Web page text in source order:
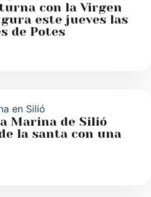
con la Virgen
este jueves las
de Potes
Marina de Silió
la santa con una